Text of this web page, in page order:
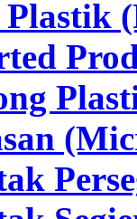
Plastik